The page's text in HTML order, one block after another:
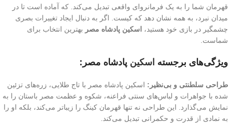
قهرمان شما را به یک فرمانروای واقعی تبدیل می‌کند. که آماده است تا در
میدان نبرد، به همه نشان دهد که کیست. اگر به دنبال ایجاد تغییرات بصری
چشمگیر در بازی خود هستید،
اسکین پادشاه مصر بهترین انتخاب برای
شماست.
ویژگی‌های برجسته اسکین پادشاه مصر:
طراحی سلطنتی و بی‌نظیر: اسکین پادشاه مصر با تاج طلایی، زره‌های تزئین
شده با جواهرات و لباس‌های سنتی فراعنه، شکوه و عظمت مصر باستان را به
نمایش می‌گذارد. این طراحی نه تنها قهرمان کینگ را زیباتر می‌کند، بلکه او را
به نمادی از قدرت و حکمرانی تبدیل می‌کند.